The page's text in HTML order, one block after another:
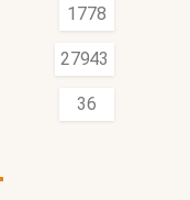
1778
27943
36